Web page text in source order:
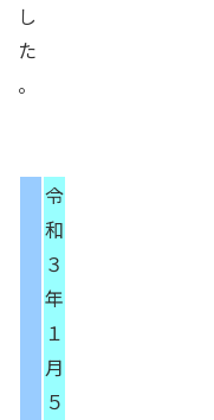
し
た
。
令
和
３
年
１
月
５